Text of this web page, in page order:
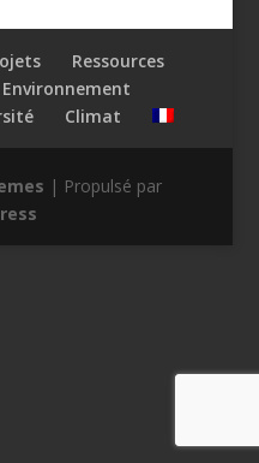
Ressources
Environnement
Climat
| Propulsé par